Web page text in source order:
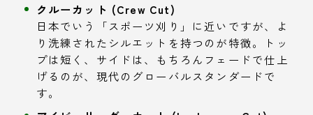
クルーカット (Crew Cut)
日本でいう「スポーツ刈り」に近いですが、よ
り洗練されたシルエットを持つのが特徴。トッ
プは短く、サイドは、もちろんフェードで仕上
げるのが、現代のグローバルスタンダードで
す。